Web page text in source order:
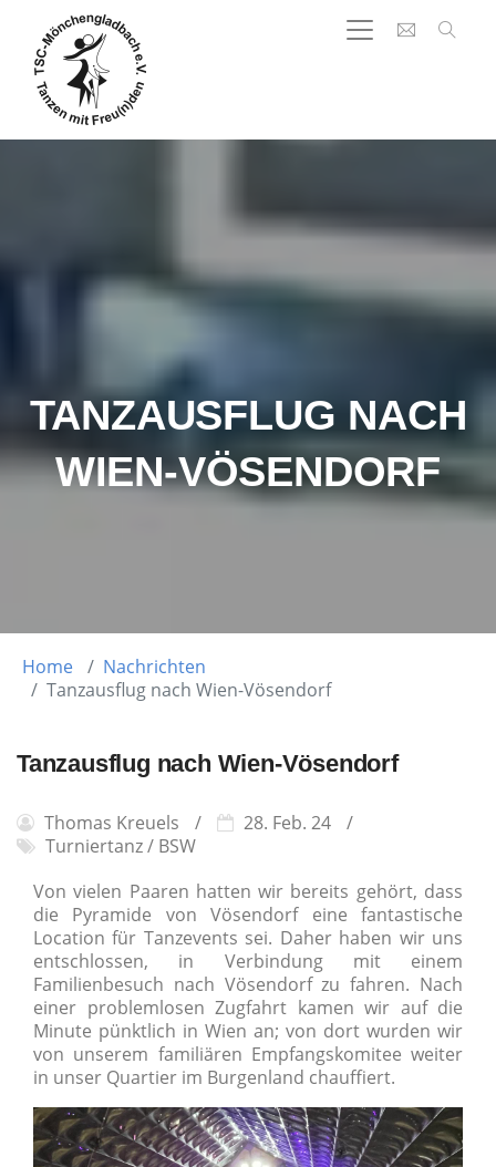
TANZAUSFLUG NACH
WIEN-VÖSENDORF
Home
Nachrichten
Tanzausflug nach Wien-Vösendorf
Tanzausflug nach Wien-Vösendorf
Thomas Kreuels
28. Feb. 24
Turniertanz / BSW
Von vielen Paaren hatten wir bereits gehört, dass
die Pyramide von Vösendorf eine fantastische
Location für Tanzevents sei. Daher haben wir uns
entschlossen, in Verbindung mit einem
Familienbesuch nach Vösendorf zu fahren. Nach
einer problemlosen Zugfahrt kamen wir auf die
Minute pünktlich in Wien an; von dort wurden wir
von unserem familiären Empfangskomitee weiter
in unser Quartier im Burgenland chauffiert.